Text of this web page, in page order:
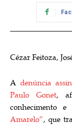
Cézar Feitoza,
A denúncia
Paulo Gonet,
conhecimento
Amarelo”, que